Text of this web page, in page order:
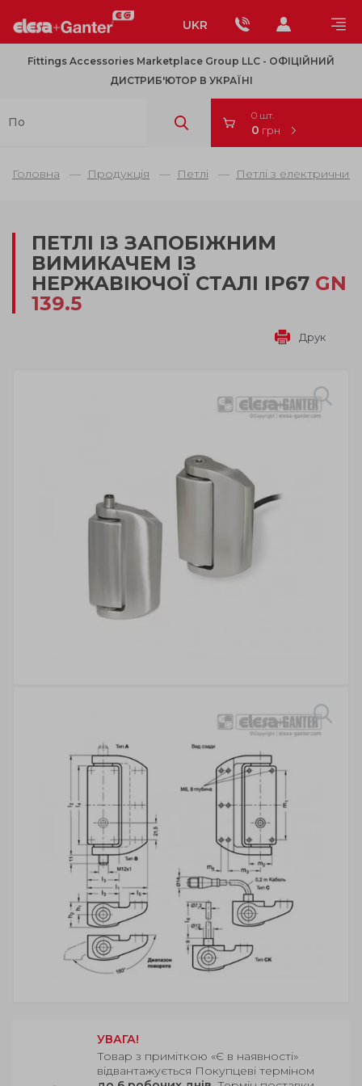
UKR
Fittings Accessories Marketplace Group LLC - OФІЦІЙНИЙ
ДИСТРИБ'ЮТОР В УКРАЇНІ
0 шт.
0 грн
Головна Продукція Петлі Петлі з
ПЕТЛІ ІЗ ЗАПОБІЖНИМ
ВИМИКАЧЕМ ІЗ
НЕРЖАВІЮЧОЇ СТАЛІ IP67 GN
139.5
Друк
УВАГА!
Товар з приміткою «Є в наявності»
відвантажується Покупцеві терміном